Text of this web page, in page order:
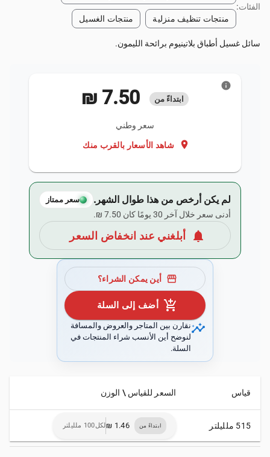
الفئات:
منتجات تنظيف منزلية منتجات الغسيل
سائل غسيل أطباق بلاتينيوم برائحة الليمون.
ابتداءً من
سعر وطني
location_on شاهد الأسعار بالقرب منك
info
لم يكن أرخص من هذا طوال الشهر. سعر ممتاز
أدنى سعر خلال آخر 30 يومًا كان ‏7.50 ₪.
notifications أبلغني عند انخفاض السعر
storefront أين يمكن الشراء؟
add_shopping_cart أضف إلى السلة
insightsنقارن بين المتاجر والعروض والمسافة
لنوضح أين الأنسب شراء المنتجات في
السلة.
قياس السعر للقياس \ الوزن
515 ملليلتر ابتداءً من ‏1.46 ₪ لكل100 ملليلتر